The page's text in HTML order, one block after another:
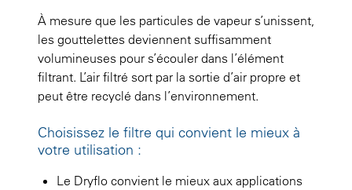
À mesure que les particules de vapeur s’unissent,
les gouttelettes deviennent suffisamment
volumineuses pour s’écouler dans l’élément
filtrant. L’air filtré sort par la sortie d’air propre et
peut être recyclé dans l’environnement.
Choisissez le filtre qui convient le mieux à
votre utilisation :
Le Dryflo convient le mieux aux applications